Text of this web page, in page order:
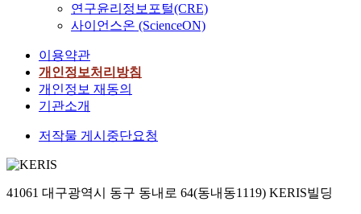
연구윤리정보포털(CRE)
사이언스온 (ScienceON)
이용약관
개인정보처리방침
개인정보 재동의
기관소개
저작물 게시중단요청
41061 대구광역시 동구 동내로 64(동내동1119) KERIS빌딩